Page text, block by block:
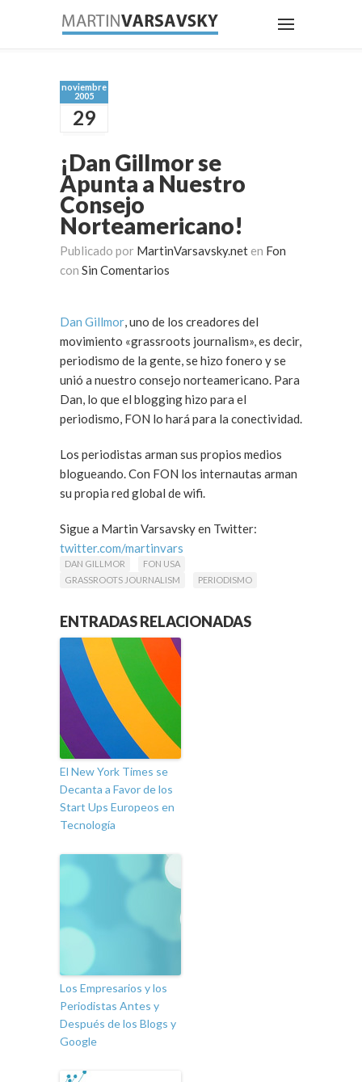
noviembre
2005
29
¡Dan Gillmor se
Apunta a Nuestro
Consejo
Norteamericano!
Publicado por MartinVarsavsky.net en Fon
con Sin Comentarios
Dan Gillmor, uno de los creadores del
movimiento «grassroots journalism», es decir,
periodismo de la gente, se hizo fonero y se
unió a nuestro consejo norteamericano. Para
Dan, lo que el blogging hizo para el
periodismo, FON lo hará para la conectividad.
Los periodistas arman sus propios medios
blogueando. Con FON los internautas arman
su propia red global de wifi.
Sigue a Martin Varsavsky en Twitter:
twitter.com/martinvars
DAN GILLMOR
FON USA
GRASSROOTS JOURNALISM
PERIODISMO
ENTRADAS RELACIONADAS
El New York Times se
Decanta a Favor de los
Start Ups Europeos en
Tecnología
Los Empresarios y los
Periodistas Antes y
Después de los Blogs y
Google